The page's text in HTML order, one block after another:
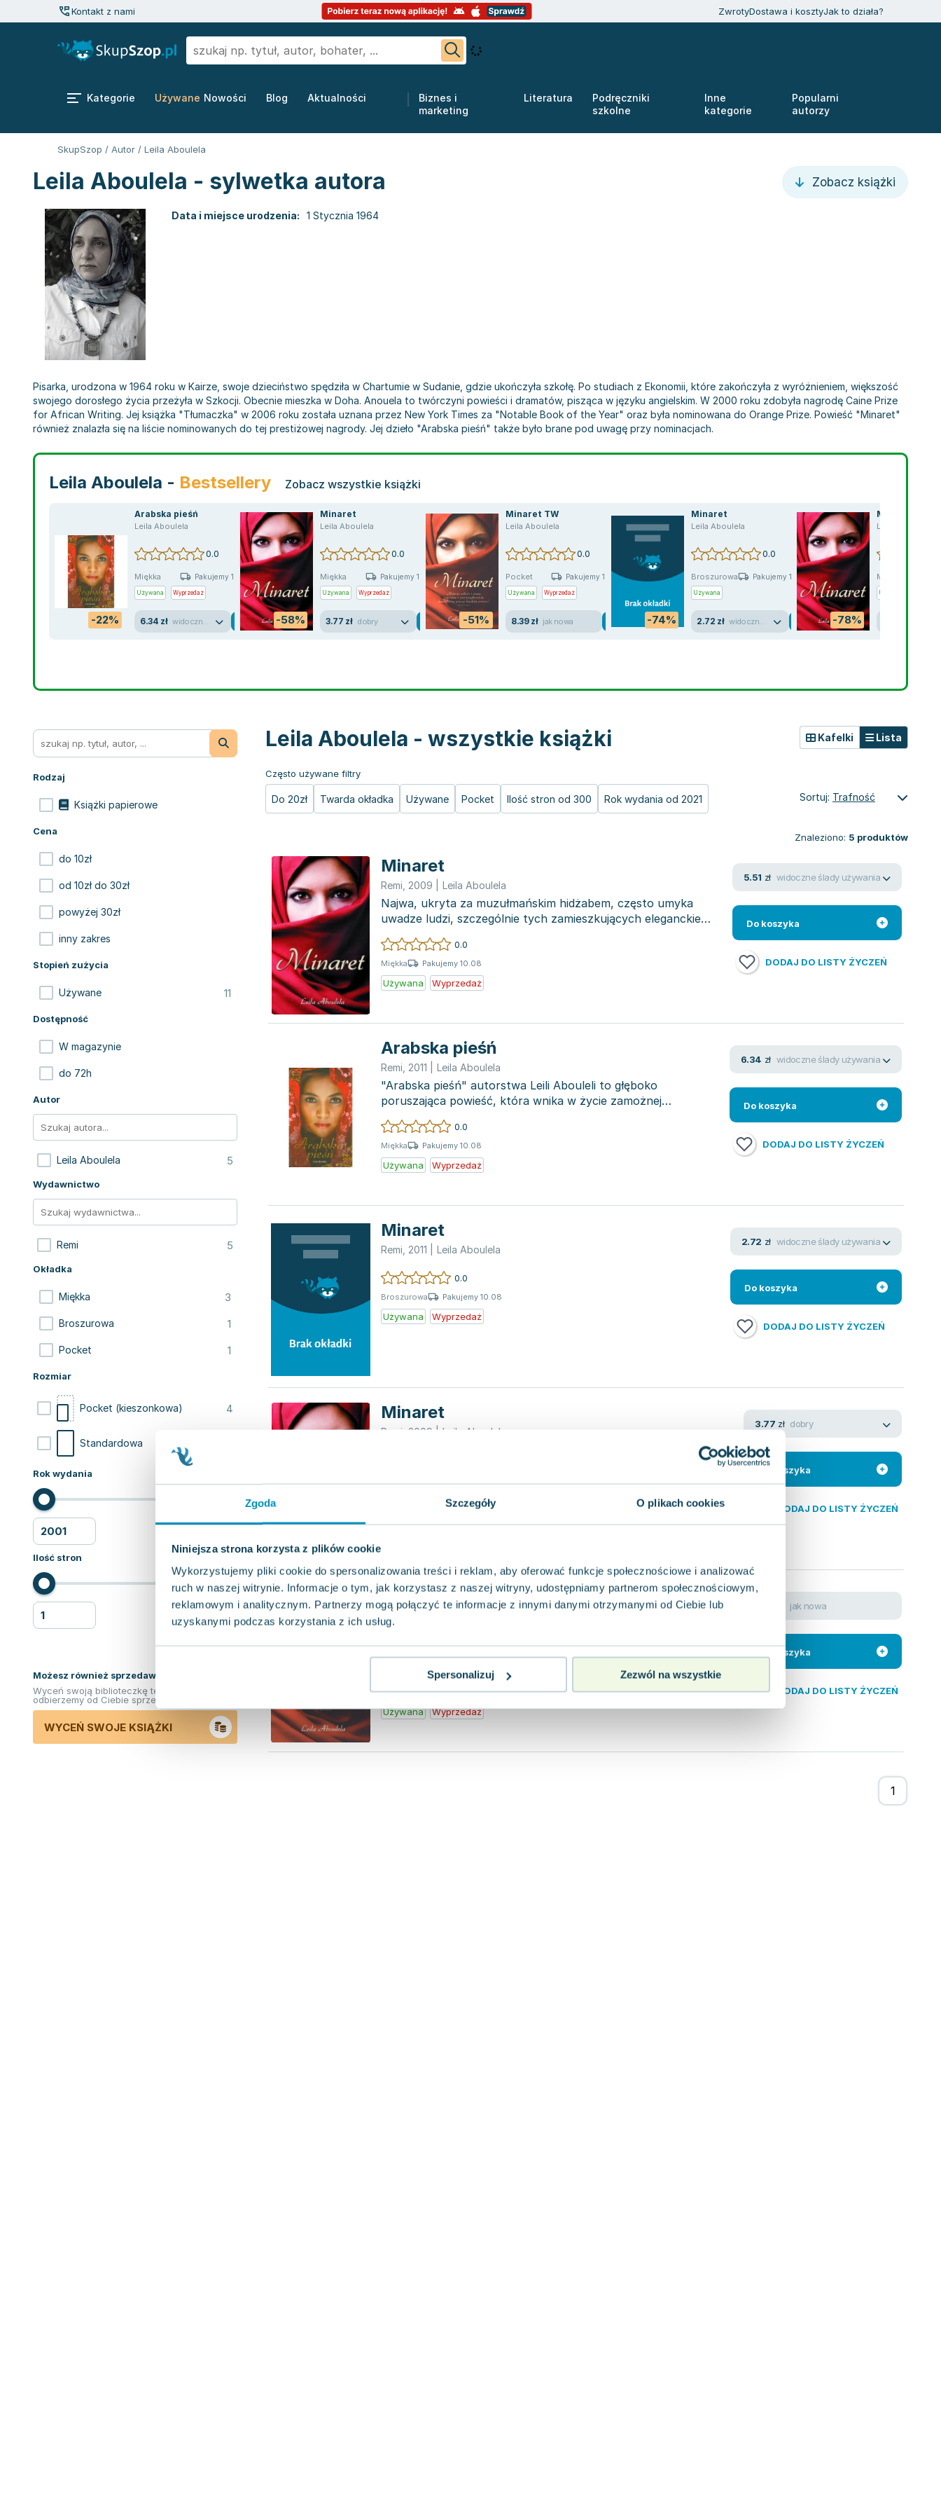
Zgoda Szczegóły O plikach cookies
Niniejsza strona korzysta z plików cookie
Wykorzystujemy pliki cookie do spersonalizowania treści i reklam, aby oferować funkcje społecznościowe i analizować
ruch w naszej witrynie. Informacje o tym, jak korzystasz z naszej witryny, udostępniamy partnerom społecznościowym,
reklamowym i analitycznym. Partnerzy mogą połączyć te informacje z innymi danymi otrzymanymi od Ciebie lub
uzyskanymi podczas korzystania z ich usług.
Spersonalizuj Zezwól na wszystkie
Kontakt z nami ZwrotyDostawa i kosztyJak to działa?
Kategorie Używane Nowości Blog Aktualności
Biznes i
marketing
Literatura
Podręczniki
szkolne
Inne
kategorie
Popularni
autorzy
SkupSzop / Autor / Leila Aboulela
Leila Aboulela - sylwetka autora Zobacz książki
Data i miejsce urodzenia: 1 Stycznia 1964
Pisarka, urodzona w 1964 roku w Kairze, swoje dzieciństwo spędziła w Chartumie w Sudanie, gdzie ukończyła szkołę. Po studiach z Ekonomii, które zakończyła z wyróżnieniem, większość
swojego dorosłego życia przeżyła w Szkocji. Obecnie mieszka w Doha. Anouela to twórczyni powieści i dramatów, pisząca w języku angielskim. W 2000 roku zdobyła nagrodę Caine Prize
for African Writing. Jej książka "Tłumaczka" w 2006 roku została uznana przez New York Times za "Notable Book of the Year" oraz była nominowana do Orange Prize. Powieść "Minaret"
również znalazła się na liście nominowanych do tej prestiżowej nagrody. Jej dzieło "Arabska pieśń" także było brane pod uwagę przy nominacjach.
Leila Aboulela - Bestsellery Zobacz wszystkie książki
-22%
Arabska pieśń
Leila Aboulela
0.0
Miękka Pakujemy 10.08
Używana Wyprzedaż
6.34 zł -58%
Minaret
Leila Aboulela
0.0
Miękka Pakujemy 10.08
Używana Wyprzedaż
3.77 zł dobry -51%
Minaret TW
Leila Aboulela
0.0
Pocket Pakujemy 10.08
Używana Wyprzedaż
8.39 zł jak nowa -74%
Minaret
Leila Aboulela
0.0
Broszurowa Pakujemy 10.08
Używana
2.72 zł -78%
Minaret
Leila Aboulela
Miękka
Rodzaj
Książki papierowe
Cena
do 10zł
od 10zł do 30zł
powyżej 30zł
inny zakres
Stopień zużycia
Używane 11
Dostępność
W magazynie
do 72h
Autor
Leila Aboulela 5
Wydawnictwo
Remi 5
Okładka
Miękka 3
Broszurowa 1
Pocket 1
Rozmiar
Pocket (kieszonkowa) 4
Standardowa
Rok wydania
Ilość stron
Możesz również sprzedawać ksiązki!
Wyceń swoją biblioteczkę teraz. Odkupimy i
odbierzemy od Ciebie sprzedane książki.
WYCEŃ SWOJE KSIĄŻKI
Leila Aboulela - wszystkie książki
Często używane filtry
Do 20zł Twarda okładka Używane Pocket Ilość stron od 300 Rok wydania od 2021
Kafelki Lista
Sortuj: Trafność
Znaleziono: 5 produktów
Minaret
Remi 2009 Leila Aboulela
Najwa, ukryta za muzułmańskim hidżabem, często umyka
uwadze ludzi, szczególnie tych zamieszkujących eleganckie
domy, które sprząta...
0.0
Miękka Pakujemy 10.08
Używana Wyprzedaż
5.51 zł widoczne ślady używania
Do koszyka
DODAJ DO LISTY ŻYCZEŃ
Arabska pieśń
Remi 2011 Leila Aboulela
"Arabska pieśń" autorstwa Leili Abouleli to głęboko
poruszająca powieść, która wnika w życie zamożnej
muzułmańskiej rodziny uwikła...
0.0
Miękka Pakujemy 10.08
Używana Wyprzedaż
6.34 zł widoczne ślady używania
Do koszyka
DODAJ DO LISTY ŻYCZEŃ
Minaret
Remi 2011 Leila Aboulela
0.0
Broszurowa Pakujemy 10.08
Używana Wyprzedaż
2.72 zł widoczne ślady używania
Do koszyka
DODAJ DO LISTY ŻYCZEŃ
Minaret
Remi 2009 | Leila Aboulela
Najwa, ubrana w muzułmański hidżab, przechodzi niezauważona
obok większości osób, zwłaszcza w domach zamożnych rodzin,
które sprzą...
Pakujemy 10.08
3.77 zł dobry
Do koszyka
DODAJ DO LISTY ŻYCZEŃ
Minaret TW
Remi 2014| Leila Aboulela
Najwa, nosząca hidżab, pozostaje niewidoczna dla wielu,
zwłaszcza dla bogatych właścicieli domów, w których pracuje
jako sprzątacz...
0.0
Pocket Pakujemy 10.08
Używana Wyprzedaż
jak nowa
Do koszyka
DODAJ DO LISTY ŻYCZEŃ